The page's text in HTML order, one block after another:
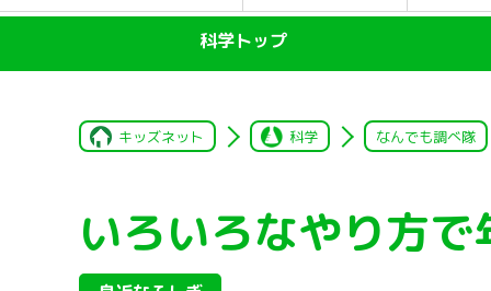
科学トップ
キッズネット 科学 なんでも調べ隊
いろいろなやり方